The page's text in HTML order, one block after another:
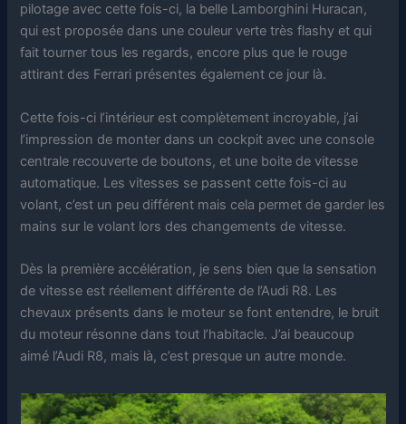
pilotage avec cette fois-ci, la belle Lamborghini Huracan,
qui est proposée dans une couleur verte très flashy et qui
fait tourner tous les regards, encore plus que le rouge
attirant des Ferrari présentes également ce jour là.
Cette fois-ci l’intérieur est complètement incroyable, j’ai
l’impression de monter dans un cockpit avec une console
centrale recouverte de boutons, et une boite de vitesse
automatique. Les vitesses se passent cette fois-ci au
volant, c’est un peu différent mais cela permet de garder les
mains sur le volant lors des changements de vitesse.
Dès la première accélération, je sens bien que la sensation
de vitesse est réellement différente de l’Audi R8. Les
chevaux présents dans le moteur se font entendre, le bruit
du moteur résonne dans tout l’habitacle. J’ai beaucoup
aimé l’Audi R8, mais là, c’est presque un autre monde.